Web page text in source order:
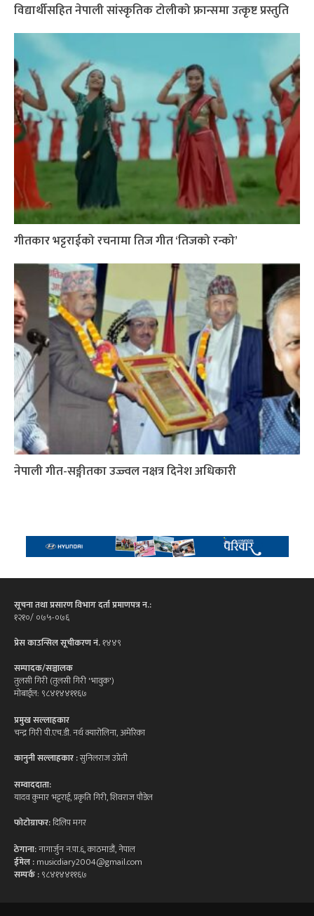
विद्यार्थीसहित नेपाली सांस्कृतिक टोलीको फ्रान्समा उत्कृष्ट प्रस्तुति
गीतकार भट्टराईको रचनामा तिज गीत ‘तिजको रन्को’
नेपाली गीत-सङ्गीतका उज्ज्वल नक्षत्र दिनेश अधिकारी
सूचना तथा प्रसारण विभाग दर्ता प्रमाणपत्र न.:
१२१०/ ०७५-०७६
प्रेस काउन्सिल सूचीकरण नं.१४४९
सम्पादक/सञ्चालक
तुलसी गिरी (तुलसी गिरी 'भावुक')
मोबाईल: ९८४१४४११६७
प्रमुख सल्लाहकार
चन्द्र गिरी पी.एच.डी. नर्थ क्यारोलिना, अमेरिका
कानुनी सल्लाहकार :सुनिलराज उप्रेती
सम्वाददाता:
यादव कुमार भट्टराई, प्रकृति गिरी, शिवराज पौडेल
फोटोग्राफर:दिलिप मगर
ठेगाना:नागार्जुन न.पा.६, काठमाडौं, नेपाल
ईमेल :musicdiary2004@gmail.com
सम्पर्क :९८४१४४११६७